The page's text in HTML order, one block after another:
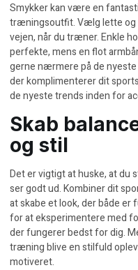
Smykker kan være en
træningsoutfit. Vælg lette og
vejen, når du træner. Enkle
perfekte, mens en flot
gerne nærmere på de
der komplimenterer dit
de nyeste trends inden for
Skab
og stil
Det er vigtigt at huske, at du
ser godt ud. Kombiner dit
at skabe et look, der både
for at eksperimentere med
der fungerer bedst for dig.
træning blive en stilfuld
motiveret.